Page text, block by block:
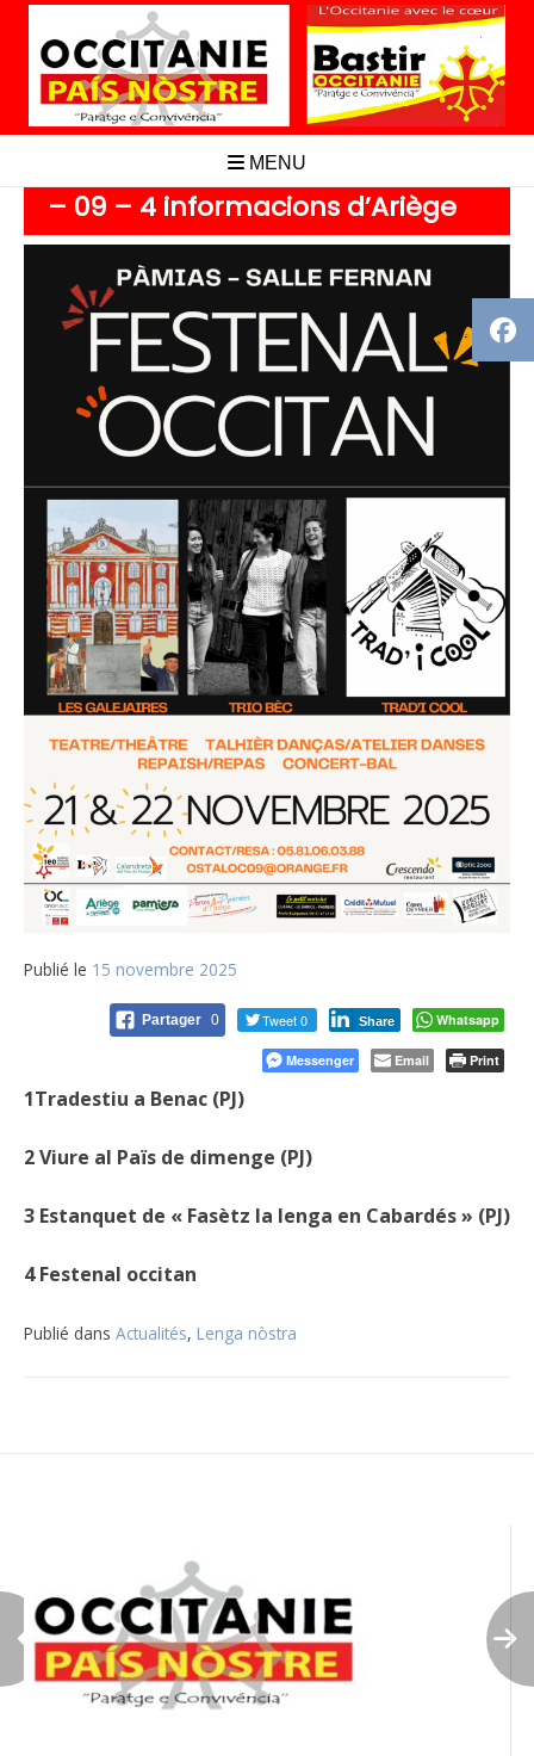
Aller
contenu
MENU
– 09 – 4 informacions d’Ariège
Publié le 15 novembre 2025
Partager 0 Tweet 0 Share Whatsapp
Messenger Email Print
1Tradestiu a Benac (PJ)
2 Viure al Païs de dimenge (PJ)
3 Estanquet de « Fasètz la lenga en Cabardés » (PJ)
4 Festenal occitan
Publié dans Actualités, Lenga nòstra